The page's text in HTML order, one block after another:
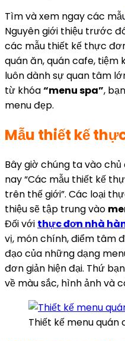
Tìm và xem ngay các
Nguyên giới thiệu trước
các mẫu thiết kế thực
quán ăn, quán cafe, tiệm
luôn dành sự quan tâm
từ khóa“menu spa”,
menu đẹp.
Mẫu thiết kế
Bây giờ chúng ta vào
nay “Các mẫu thiết kế
trên thế giới”. Các loại
thiệu sẽ tập trung vào
Đối với thực đơn nhà
vị, món chính, điểm tâm
đạo của những dạng
đơn giản hiện đại. Thứ
về màu sắc, hình ảnh và
Thiết kế menu